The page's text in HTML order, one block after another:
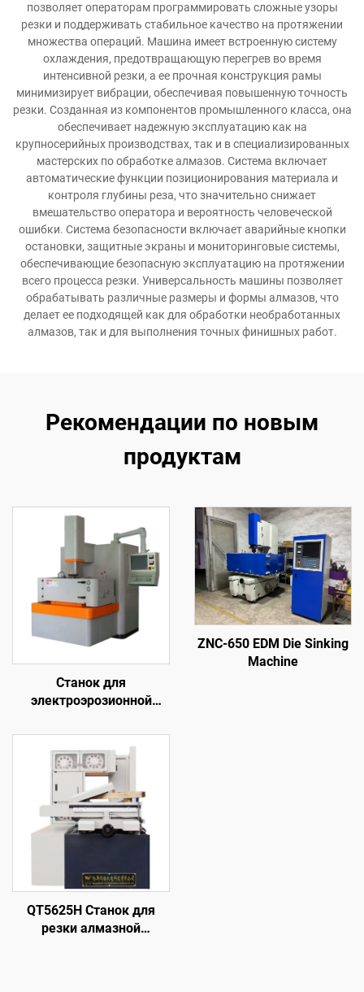
позволяет операторам программировать сложные узоры
резки и поддерживать стабильное качество на протяжении
множества операций. Машина имеет встроенную систему
охлаждения, предотвращающую перегрев во время
интенсивной резки, а ее прочная конструкция рамы
минимизирует вибрации, обеспечивая повышенную точность
резки. Созданная из компонентов промышленного класса, она
обеспечивает надежную эксплуатацию как на
крупносерийных производствах, так и в специализированных
мастерских по обработке алмазов. Система включает
автоматические функции позиционирования материала и
контроля глубины реза, что значительно снижает
вмешательство оператора и вероятность человеческой
ошибки. Система безопасности включает аварийные кнопки
остановки, защитные экраны и мониторинговые системы,
обеспечивающие безопасную эксплуатацию на протяжении
всего процесса резки. Универсальность машины позволяет
обрабатывать различные размеры и формы алмазов, что
делает ее подходящей как для обработки необработанных
алмазов, так и для выполнения точных финишных работ.
Рекомендации по новым
продуктам
Станок для
электроэрозионной
погружения с ЧПУ
ZNC-650 EDM Die Sinking
Machine
QT5625H Станок для
резки алмазной